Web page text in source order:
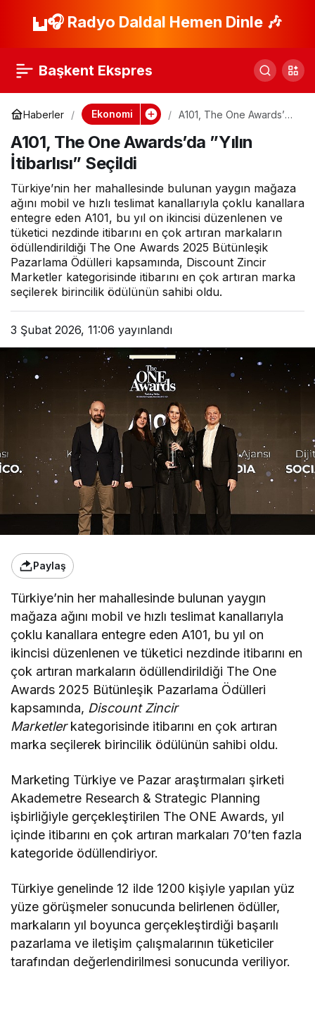
🎧 Radyo Daldal Hemen Dinle 🎶
Başkent Ekspres
Haberler Ekonomi
A101, The One Awards’da
A101, The One Awards’da ”Yılın
İtibarlısı” Seçildi
Türkiye’nin her mahallesinde bulunan yaygın mağaza
ağını mobil ve hızlı teslimat kanallarıyla çoklu kanallara
entegre eden A101, bu yıl on ikincisi düzenlenen ve
tüketici nezdinde itibarını en çok artıran markaların
ödüllendirildiği The One Awards 2025 Bütünleşik
Pazarlama Ödülleri kapsamında, Discount Zincir
Marketler kategorisinde itibarını en çok artıran marka
seçilerek birincilik ödülünün sahibi oldu.
3 Şubat 2026, 11:06 yayınlandı
Paylaş
Türkiye’nin her mahallesinde bulunan yaygın
mağaza ağını mobil ve hızlı teslimat kanallarıyla
çoklu kanallara entegre eden A101, bu yıl on
ikincisi düzenlenen ve tüketici nezdinde itibarını en
çok artıran markaların ödüllendirildiği The One
Awards 2025 Bütünleşik Pazarlama Ödülleri
kapsamında, Discount Zincir
Marketlerkategorisinde itibarını en çok artıran
marka seçilerek birincilik ödülünün sahibi oldu.
Marketing Türkiye ve Pazar araştırmaları şirketi
Akademetre Research & Strategic Planning
işbirliğiyle gerçekleştirilen The ONE Awards, yıl
içinde itibarını en çok artıran markaları 70’ten fazla
kategoride ödüllendiriyor.
Türkiye genelinde 12 ilde 1200 kişiyle yapılan yüz
yüze görüşmeler sonucunda belirlenen ödüller,
markaların yıl boyunca gerçekleştirdiği başarılı
pazarlama ve iletişim çalışmalarının tüketiciler
tarafından değerlendirilmesi sonucunda veriliyor.
IC İçtaş İnşaat, Suudi
Yatırımlarından Birini
Tamamladı
Paylaş